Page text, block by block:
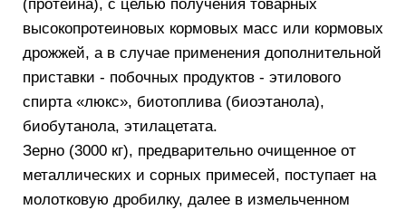
(протеина), с целью получения товарных
высокопротеиновых кормовых масс или кормовых
дрожжей, а в случае применения дополнительной
приставки - побочных продуктов - этилового
спирта «люкс», биотоплива (биоэтанола),
биобутанола, этилацетата.
Зерно (3000 кг), предварительно очищенное от
металлических и сорных примесей, поступает на
молотковую дробилку, далее в измельченном